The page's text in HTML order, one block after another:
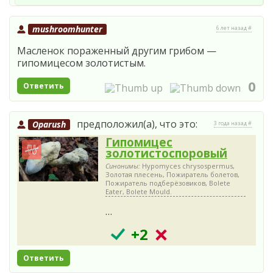
mushroomhunter 6 лет назад #
Масленок пораженный другим грибом —
гипомицесом золотистым.
Ответить 0
Oparush предположил(а), что это: 3 года назад #
Гипомицес
золотистоспоровый
Синонимы: Hypomyces chrysospermus,
Золотая плесень, Пожиратель болетов,
Пожиратель подберёзовиков, Bolete
Eater, Bolete Mould.
…
+2
Ответить